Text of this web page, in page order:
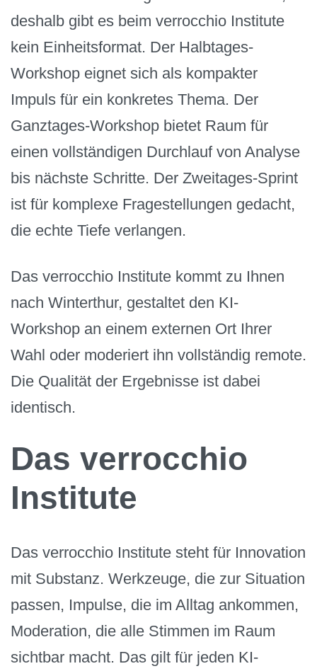
deshalb gibt es beim verrocchio Institute
kein Einheitsformat. Der Halbtages-
Workshop eignet sich als kompakter
Impuls für ein konkretes Thema. Der
Ganztages-Workshop bietet Raum für
einen vollständigen Durchlauf von Analyse
bis nächste Schritte. Der Zweitages-Sprint
ist für komplexe Fragestellungen gedacht,
die echte Tiefe verlangen.
Das verrocchio Institute kommt zu Ihnen
nach Winterthur, gestaltet den KI-
Workshop an einem externen Ort Ihrer
Wahl oder moderiert ihn vollständig remote.
Die Qualität der Ergebnisse ist dabei
identisch.
Das verrocchio
Institute
Das verrocchio Institute steht für Innovation
mit Substanz. Werkzeuge, die zur Situation
passen, Impulse, die im Alltag ankommen,
Moderation, die alle Stimmen im Raum
sichtbar macht. Das gilt für jeden KI-